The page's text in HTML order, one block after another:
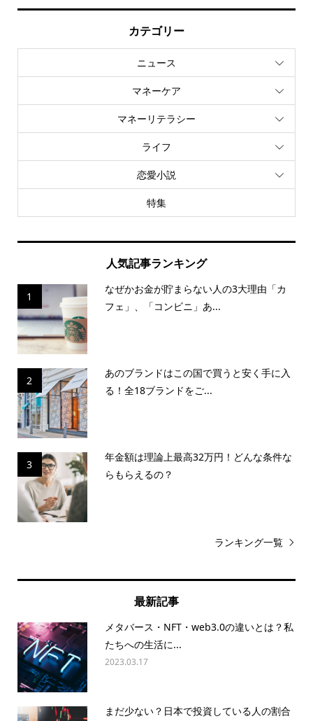
カテゴリー
ニュース
マネーケア
マネーリテラシー
ライフ
恋愛小説
特集
人気記事ランキング
1
なぜかお金が貯まらない人の3大理由「カ
フェ」、「コンビニ」あ...
2
あのブランドはこの国で買うと安く手に入
る！全18ブランドをご...
3
年金額は理論上最高32万円！どんな条件な
らもらえるの？
ランキング一覧
最新記事
メタバース・NFT・web3.0の違いとは？私
たちへの生活に...
2023.03.17
まだ少ない？日本で投資している人の割合